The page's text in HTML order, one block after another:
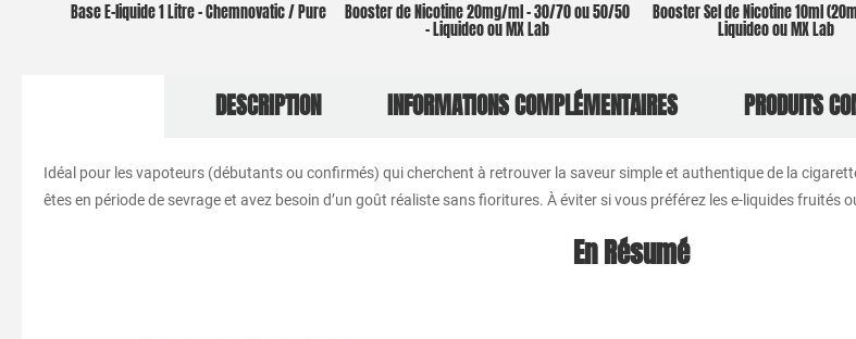
Base E-liquide 1 Litre – Chemnovatic / Pure Booster de Nicotine 20mg/ml – 30/70 ou 50/50
– Liquideo ou MX Lab
Booster Sel de Nicotine 10ml
Liquideo ou MX Lab
DESCRIPTION INFORMATIONS COMPLÉMENTAIRES PRODUITS
Idéal pour les vapoteurs (débutants ou confirmés) qui cherchent à retrouver la saveur simple et authentique de la
êtes en période de sevrage et avez besoin d’un goût réaliste sans fioritures. À éviter si vous préférez les e-liquides fruités
En Résumé